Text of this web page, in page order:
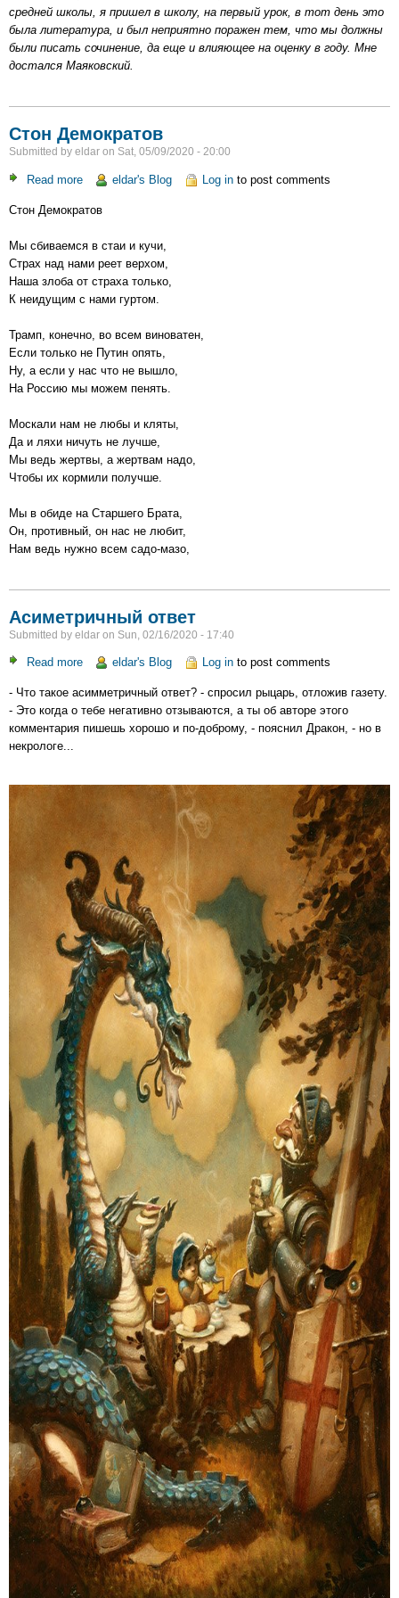
средней школы, я пришел в школу, на первый урок, в тот день это
была литература, и был неприятно поражен тем, что мы должны
были писать сочинение, да еще и влияющее на оценку в году. Мне
достался Маяковский.
Стон Демократов
Submitted by eldar on Sat, 05/09/2020 - 20:00
Read more about
Демократов
eldar's Blog Log into post comments
Стон Демократов
Мы сбиваемся в стаи и кучи,
Страх над нами реет верхом,
Наша злоба от страха только,
К неидущим с нами гуртом.
Трамп, конечно, во всем виноватен,
Если только не Путин опять,
Ну, а если у нас что не вышло,
На Россию мы можем пенять.
Москали нам не любы и кляты,
Да и ляхи ничуть не лучше,
Мы ведь жертвы, а жертвам надо,
Чтобы их кормили получше.
Мы в обиде на Старшего Брата,
Он, противный, он нас не любит,
Нам ведь нужно всем садо-мазо,
Асиметричный ответ
Submitted by eldar on Sun, 02/16/2020 - 17:40
Read more about
ответ
eldar's Blog Log into post comments
- Что такое асимметричный ответ? - спросил рыцарь, отложив газету.
- Это когда о тебе негативно отзываются, а ты об авторе этого
комментария пишешь хорошо и по-доброму, - пояснил Дракон, - но в
некрологе...